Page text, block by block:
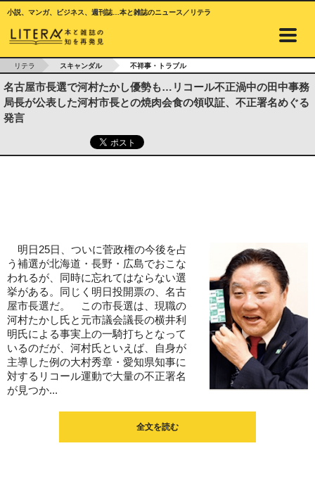
小説、マンガ、ビジネス、週刊誌…本と雑誌のニュース／リテラ
リテラ スキャンダル 不祥事・トラブル
名古屋市長選で河村たかし優勢も…リコール不正渦中の田中事務
局長が公表した河村市長との焼肉会食の領収証、不正署名めぐる
発言
明日25日、ついに菅政権の今後を占
う補選が北海道・長野・広島でおこな
われるが、同時に忘れてはならない選
挙がある。同じく明日投開票の、名古
屋市長選だ。 この市長選は、現職の
河村たかし氏と元市議会議長の横井利
明氏による事実上の一騎打ちとなって
いるのだが、河村氏といえば、自身が
主導した例の大村秀章・愛知県知事に
対するリコール運動で大量の不正署名
が見つか...
全文を読む